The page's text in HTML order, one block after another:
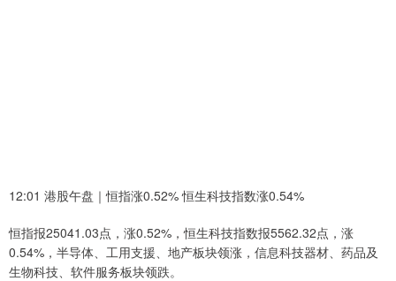
12:01 港股午盘｜恒指涨0.52% 恒生科技指数涨0.54%
恒指报25041.03点，涨0.52%，恒生科技指数报5562.32点，涨
0.54%，半导体、工用支援、地产板块领涨，信息科技器材、药品及
生物科技、软件服务板块领跌。